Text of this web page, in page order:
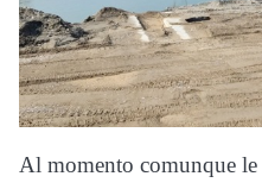
Al momento comunque le